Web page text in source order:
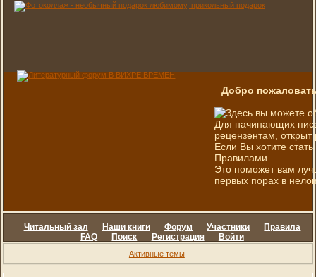
Добро
Здесь вы можете
Для начинающих
рецензентам, открыт
Если Вы хотите
Правилами.
Это поможет вам
первых порах в
Читальный зал Наши книги Форум Участники
Правила
FAQ
Поиск Регистрация Войти
Активные темы